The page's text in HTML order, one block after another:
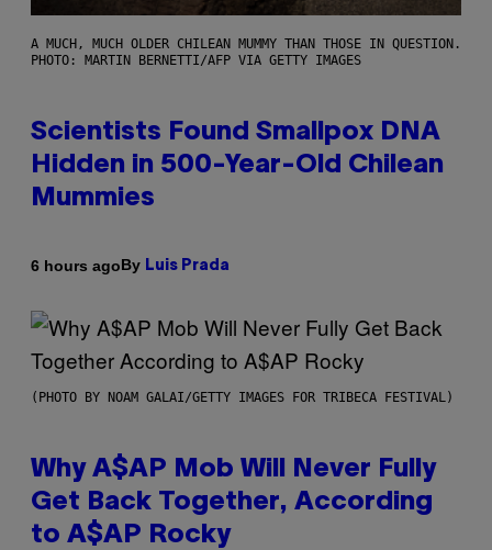
A MUCH, MUCH OLDER CHILEAN MUMMY THAN THOSE IN QUESTION.
PHOTO: MARTIN BERNETTI/AFP VIA GETTY IMAGES
Scientists Found Smallpox DNA
Hidden in 500-Year-Old Chilean
Mummies
6 hours agoBy Luis Prada
(PHOTO BY NOAM GALAI/GETTY IMAGES FOR TRIBECA FESTIVAL)
Why A$AP Mob Will Never Fully
Get Back Together, According
to A$AP Rocky